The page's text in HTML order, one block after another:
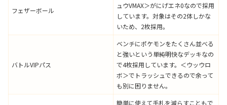
フェザーボール
ュウVMAX＞がにげエネ0なので採用
しています。対象はその2体しかな
いため、2枚採用。
バトルVIPパス
ベンチにポケモンをたくさん並べる
と強いという単純明快なデッキなの
で4枚採用しています。＜ウッウロ
ボ＞でトラッシュできるので余って
も別に困りません。
簡単に使えて手札を減らすこともで